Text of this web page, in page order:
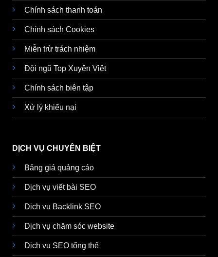
Chính sách thanh toán
Chính sách Cookies
Miễn trừ trách nhiệm
Đội ngũ Top Xuyên Việt
Chính sách biên tập
Xử lý khiếu nại
DỊCH VỤ CHUYÊN BIỆT
Bảng giá quảng cáo
Dịch vụ viết bài SEO
Dịch vụ Backlink SEO
Dịch vụ chăm sóc website
Dịch vụ SEO tổng thể